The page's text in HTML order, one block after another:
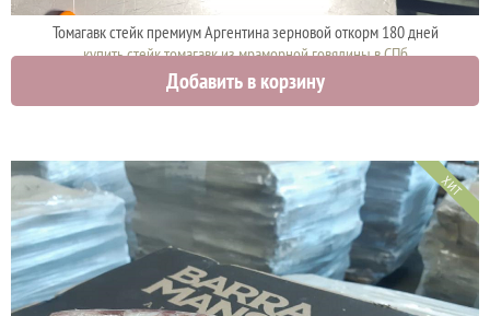
Томагавк стейк премиум Аргентина зерновой откорм 180 дней
купить стейк томагавк из мраморной говядины в СПб
4270 руб.
Добавить в корзину
ХИТ